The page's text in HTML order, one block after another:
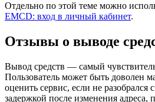
Отдельно по этой теме можно
EMCD: вход в личный кабинет.
Отзывы о выводе
Вывод средств — самый
Пользователь может быть доволен
оценить сервис, если не
задержкой после изменения адреса,